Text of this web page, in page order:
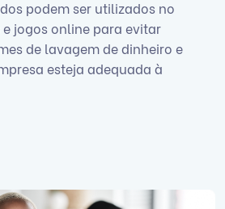
podem ser utilizados no
jogos online para evitar
de lavagem de dinheiro e
esteja adequada à